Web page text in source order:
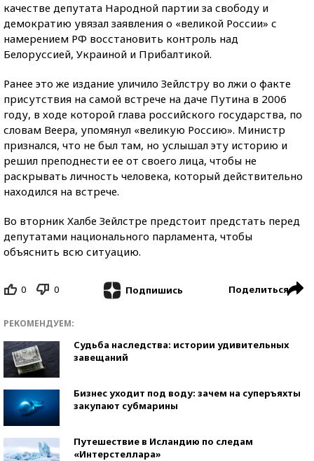
качестве депутата Народной партии за свободу и
демократию увязал заявления о «великой России» с
намерением РФ восстановить контроль над
Белоруссией, Украиной и Прибалтикой.
Ранее это же издание уличило Зейлстру во лжи о факте
присутствия на самой встрече на даче Путина в 2006
году, в ходе которой глава российского государства, по
словам Веера, упомянул «великую Россию». Министр
признался, что не был там, но услышал эту историю и
решил преподнести ее от своего лица, чтобы не
раскрывать личность человека, который действительно
находился на встрече.
Во вторник Халбе Зейлстре предстоит предстать перед
депутатами национального парламента, чтобы
объяснить всю ситуацию.
0 0 Подпишись Поделиться
РЕКОМЕНДУЕМ:
Судьба наследства: истории удивительных
завещаний
Бизнес уходит под воду: зачем на суперъяхты
закупают субмарины
Путешествие в Исландию по следам
«Интерстеллара»